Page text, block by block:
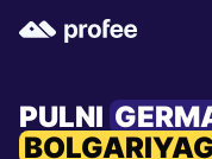
PULNI